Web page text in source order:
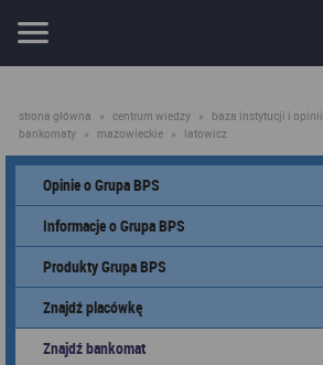
strona główna » centrum wiedzy » baza instytucji i opinii
bankomaty » mazowieckie » latowicz
Opinie o Grupa BPS
Informacje o Grupa BPS
Produkty Grupa BPS
Znajdź placówkę
Znajdź bankomat